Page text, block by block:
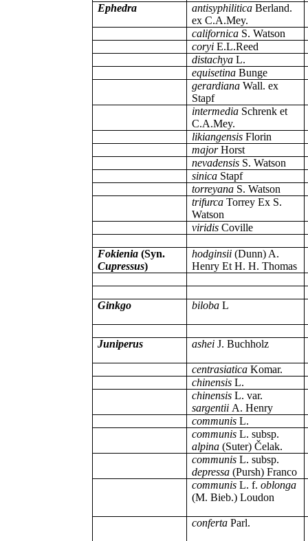
Ephedra antisyphilitica Berland.
ex C.A.Mey.
californica S. Watson
coryi E.L.Reed
distachyaL.
equisetina Bunge
gerardianaWall. ex
Stapf
intermediaSchrenk et
C.A.Mey.
likiangensisFlorin
majorHorst
nevadensisS. Watson
sinicaStapf
torreyana S. Watson
trifurcaTorrey Ex S.
Watson
viridisCoville
Fokienia (Syn.
Cupressus)
hodginsii(Dunn) A.
Henry Et H. H. Thomas
Ginkgo bilobaL
Juniperus asheiJ. Buchholz
centrasiaticaKomar.
chinensisL.
chinensisL. var.
sargentii A. Henry
communisL.
communisL. subsp.
alpina(Suter) Čelak.
communisL. subsp.
depressa (Pursh) Franco
communisL. f. oblonga
(M. Bieb.) Loudon
confertaParl.